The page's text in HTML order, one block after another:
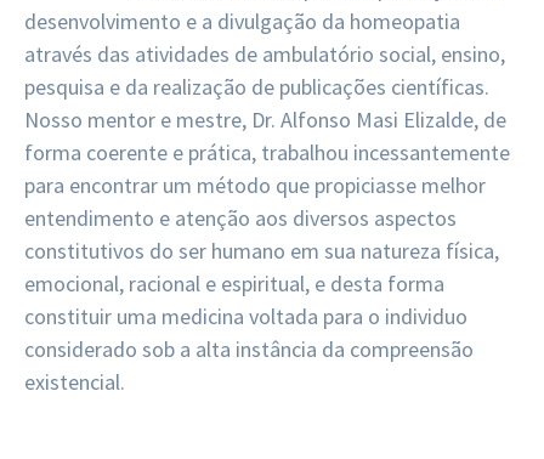
desenvolvimento e a divulgação da homeopatia
através das atividades de ambulatório social, ensino,
pesquisa e da realização de publicações científicas.
Nosso mentor e mestre, Dr. Alfonso Masi Elizalde, de
forma coerente e prática, trabalhou incessantemente
para encontrar um método que propiciasse melhor
entendimento e atenção aos diversos aspectos
constitutivos do ser humano em sua natureza física,
emocional, racional e espiritual, e desta forma
constituir uma medicina voltada para o individuo
considerado sob a alta instância da compreensão
existencial.